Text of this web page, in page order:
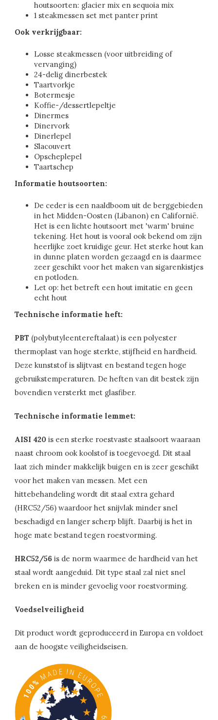
houtsoorten: glacier mix en sequoia mix
1 steakmessen set met panter print
Ook verkrijgbaar:
Losse steakmessen (voor uitbreiding of
vervanging)
24-delig dinerbestek
Taartvorkje
Botermesje
Koffie-/dessertlepeltje
Dinermes
Dinervork
Dinerlepel
Slacouvert
Opscheplepel
Taartschep
Informatie houtsoorten:
De ceder is een naaldboom uit de berggebieden
in het Midden-Oosten (Libanon) en Californië.
Het is een lichte houtsoort met 'warm' bruine
tekening. Het hout is vooral ook bekend om zijn
heerlijke zoet kruidige geur. Het sterke hout kan
in dunne platen worden gezaagd en is daarmee
zeer geschikt voor het maken van sigarenkistjes
en potloden.
Let op: het betreft een hout imitatie en geen
echt hout
Technische informatie heft:
PBT (polybutyleentereftalaat) is een polyester
thermoplast van hoge sterkte, stijfheid en hardheid.
Deze kunststof is slijtvast en bestand tegen hoge
gebruikstemperaturen. De heften van dit bestek zijn
bovendien versterkt met glasfiber.
Technische informatie lemmet:
AISI 420 is een sterke roestvaste staalsoort waaraan
naast chroom ook koolstof is toegevoegd. Dit staal
laat zich minder makkelijk buigen en is zeer geschikt
voor het maken van messen. Met een
hittebehandeling wordt dit staal extra gehard
(HRC52/56) waardoor het snijvlak minder snel
beschadigd en langer scherp blijft. Daarbij is het in
hoge mate bestand tegen roestvorming.
HRC52/56 is de norm waarmee de hardheid van het
staal wordt aangeduid. Dit type staal zal niet snel
breken en is minder gevoelig voor roestvorming.
Voedselveiligheid
Dit product wordt geproduceerd in Europa en voldoet
aan de hoogste veiligheidseisen.